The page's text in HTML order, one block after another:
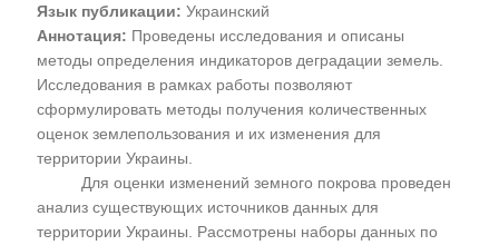
Язык публикации: Украинский
Аннотация: Проведены исследования и описаны
методы определения индикаторов деградации земель.
Исследования в рамках работы позволяют
сформулировать методы получения количественных
оценок землепользования и их изменения для
территории Украины.
Для оценки изменений земного покрова проведен
анализ существующих источников данных для
территории Украины. Рассмотрены наборы данных по